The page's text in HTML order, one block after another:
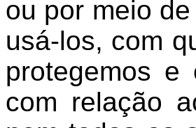
ou por meio
usá-los, com
protegemos
com relação